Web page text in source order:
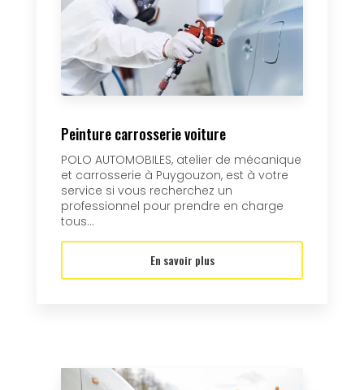
Peinture carrosserie voiture
POLO AUTOMOBILES, atelier de mécanique
et carrosserie à Puygouzon, est à votre
service si vous recherchez un
professionnel pour prendre en charge
tous...
En savoir plus